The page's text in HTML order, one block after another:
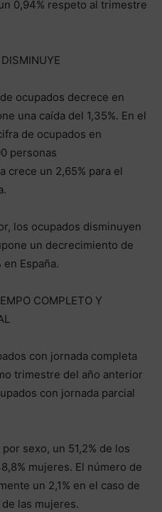
0,94% respeto al trimestre
ocupados decrece en
una caída del 1,35%. En el
de ocupados en
personas
crece un 2,65% para el
los ocupados disminuyen
un decrecimiento de
en España.
COMPLETO Y
con jornada completa
trimestre del año anterior
con jornada parcial
sexo, un 51,2% de los
mujeres. El número de
un 2,1% en el caso de
las mujeres.